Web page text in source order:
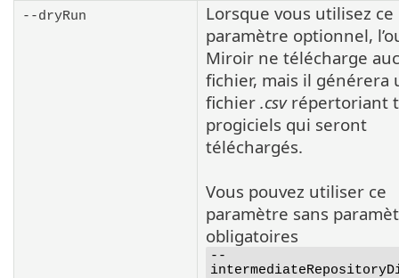
--dryRun
Lorsque vous utilisez ce
paramètre optionnel,
Miroir ne télécharge
fichier, mais il générera
fichier .csvrépertoriant
progiciels qui seront
téléchargés.
Vous pouvez utiliser ce
paramètre sans
obligatoires
--